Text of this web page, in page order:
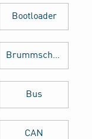
Bootloader
Brummschleifen
Bus
CAN